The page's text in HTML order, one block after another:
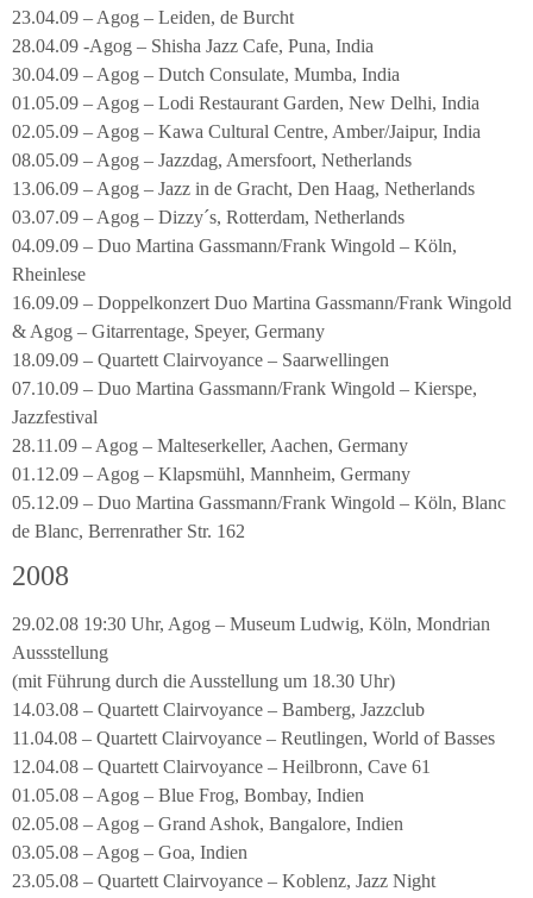
23.04.09 – Agog – Leiden, de Burcht
28.04.09 -Agog – Shisha Jazz Cafe, Puna, India
30.04.09 – Agog – Dutch Consulate, Mumba, India
01.05.09 – Agog – Lodi Restaurant Garden, New Delhi, India
02.05.09 – Agog – Kawa Cultural Centre, Amber/Jaipur, India
08.05.09 – Agog – Jazzdag, Amersfoort, Netherlands
13.06.09 – Agog – Jazz in de Gracht, Den Haag, Netherlands
03.07.09 – Agog – Dizzy´s, Rotterdam, Netherlands
04.09.09 – Duo Martina Gassmann/Frank Wingold – Köln,
Rheinlese
16.09.09 – Doppelkonzert Duo Martina Gassmann/Frank Wingold
& Agog – Gitarrentage, Speyer, Germany
18.09.09 – Quartett Clairvoyance – Saarwellingen
07.10.09 – Duo Martina Gassmann/Frank Wingold – Kierspe,
Jazzfestival
28.11.09 – Agog – Malteserkeller, Aachen, Germany
01.12.09 – Agog – Klapsmühl, Mannheim, Germany
05.12.09 – Duo Martina Gassmann/Frank Wingold – Köln, Blanc
de Blanc, Berrenrather Str. 162
2008
29.02.08 19:30 Uhr, Agog – Museum Ludwig, Köln, Mondrian
Aussstellung
(mit Führung durch die Ausstellung um 18.30 Uhr)
14.03.08 – Quartett Clairvoyance – Bamberg, Jazzclub
11.04.08 – Quartett Clairvoyance – Reutlingen, World of Basses
12.04.08 – Quartett Clairvoyance – Heilbronn, Cave 61
01.05.08 – Agog – Blue Frog, Bombay, Indien
02.05.08 – Agog – Grand Ashok, Bangalore, Indien
03.05.08 – Agog – Goa, Indien
23.05.08 – Quartett Clairvoyance – Koblenz, Jazz Night